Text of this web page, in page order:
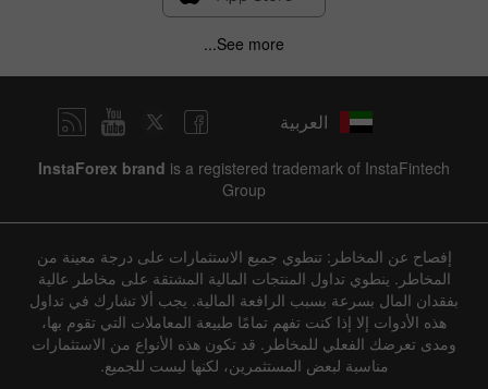
See more...
العربية
InstaForex brand is a registered trademark of InstaFintech
Group
إفصاح عن المخاطر: تنطوي جميع الاستثمارات على درجة معينة من
المخاطر. ينطوي تداول المنتجات المالية المشتقة على مخاطر عالية
بفقدان المال بسرعة بسبب الرافعة المالية. يجب ألا تشارك في تداول
هذه الأدوات إلا إذا كنت تفهم تمامًا طبيعة المعاملات التي تقوم بها،
ومدى تعرضك الفعلي للمخاطر. قد تكون هذه الأنواع من الاستثمارات
مناسبة لبعض المستثمرين، لكنها ليست للجميع.